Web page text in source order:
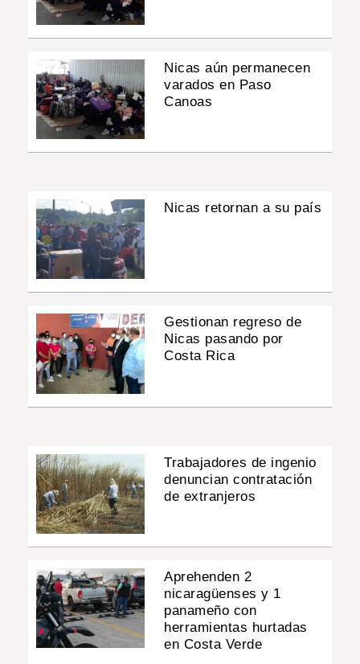
Nicas aún permanecen
varados en Paso
Canoas
Nicas retornan a su país
Gestionan regreso de
Nicas pasando por
Costa Rica
Trabajadores de ingenio
denuncian contratación
de extranjeros
Aprehenden 2
nicaragüenses y 1
panameño con
herramientas hurtadas
en Costa Verde